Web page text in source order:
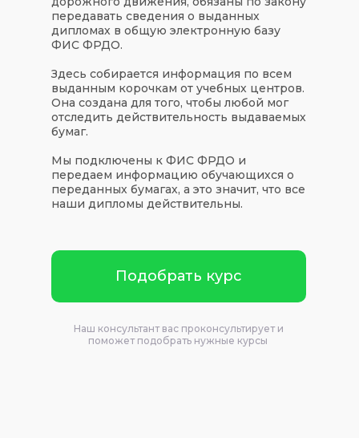
передавать сведения о выданных
дипломах в общую электронную базу
ФИС ФРДО.
Здесь собирается информация по всем
выданным корочкам от учебных центров.
Она создана для того, чтобы любой мог
отследить действительность выдаваемых
бумаг.
Мы подключены к ФИС ФРДО и
передаем информацию обучающихся о
переданных бумагах, а это значит, что все
наши дипломы действительны.
Наш консультант вас проконсультирует и
поможет подобрать нужные курсы
Подобрать курс